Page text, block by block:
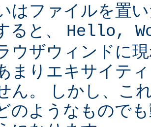
はファイルを置
ると、 Hello,
ウザウィンドに
まりエキサイテ
ん。 しかし、こ
のようなもので